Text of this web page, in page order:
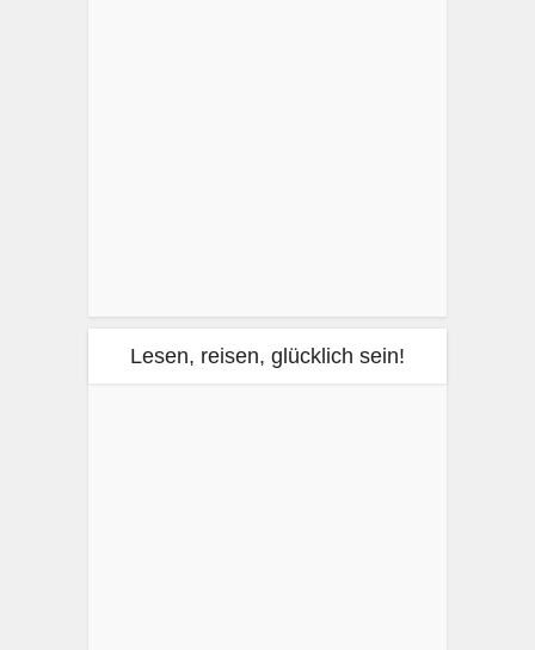
Lesen, reisen, glücklich sein!